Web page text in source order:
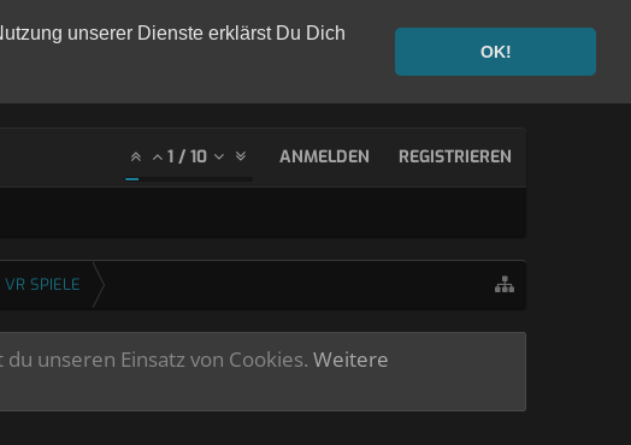
unserer Dienste erklärst Du Dich
OK!
1 / 10 ANMELDEN REGISTRIEREN
SPIELE
unseren Einsatz von Cookies. Weitere